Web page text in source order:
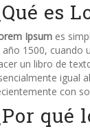
es
Ipsum es
año 1500, cuando
un libro de
igual
con
qué